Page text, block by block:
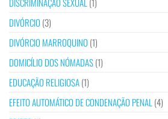
DIVÓRCIO (3)
DIVÓRCIO MARROQUINO (1)
DOMICÍLIO DOS NÓMADAS(1)
EDUCAÇÃO RELIGIOSA(1)
EFEITO AUTOMÁTICO DE CONDENAÇÃO PENAL (4)